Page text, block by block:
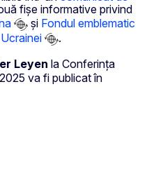
fișe informative privind
și Fondul emblematic
.
Leyen la Conferința
va fi publicat în